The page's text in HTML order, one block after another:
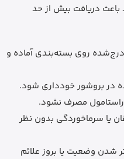
باعث دریافت بیش از حد
روی بسته‌بندی آماده و
در بروشور خودداری شود.
مصرف نشود.
یا سرماخوردگی بدون نظر
شدن وضعیت یا بروز علائم